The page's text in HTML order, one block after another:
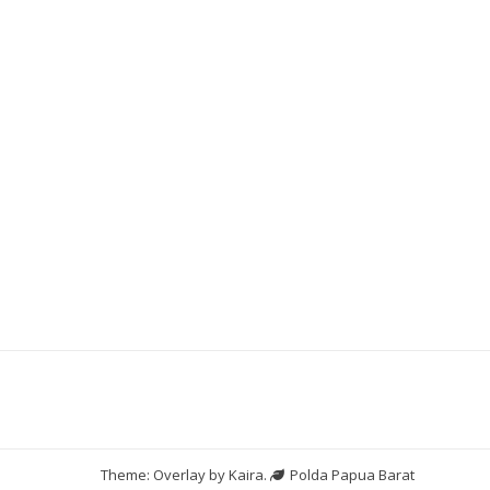
Theme: Overlay byKaira. Polda Papua Barat